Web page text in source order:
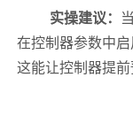
实操建议：
在控制器参数中启
这能让控制器提